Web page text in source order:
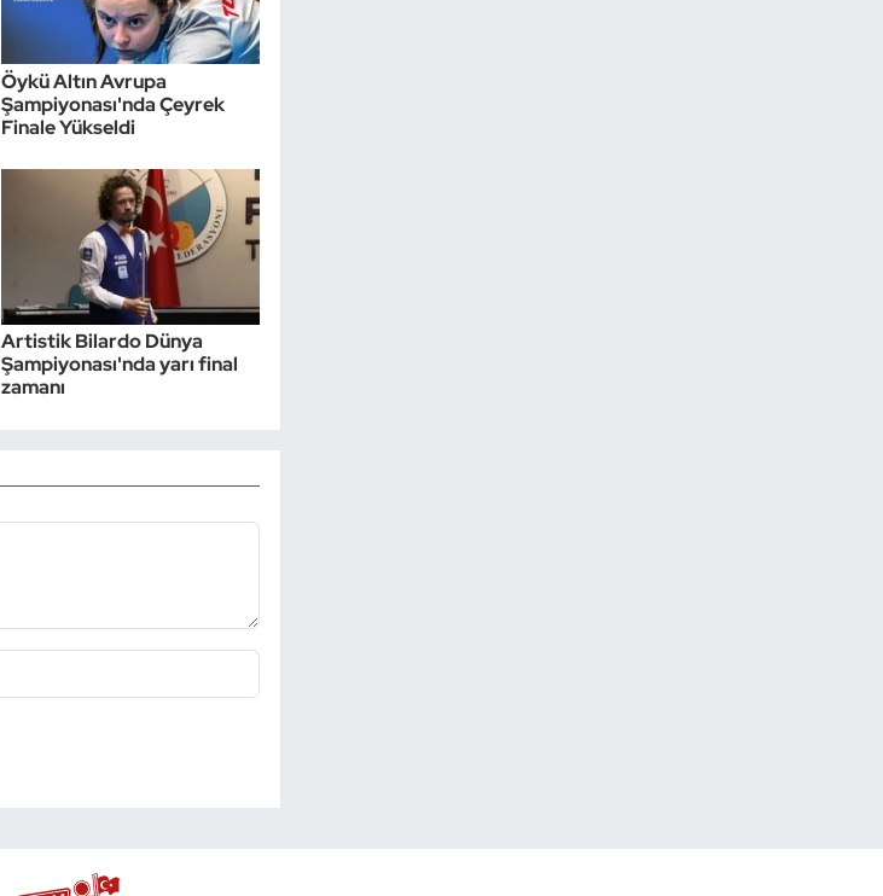
Öykü Altın Avrupa
Şampiyonası'nda Çeyrek
Finale Yükseldi
Artistik Bilardo Dünya
Şampiyonası'nda yarı final
zamanı